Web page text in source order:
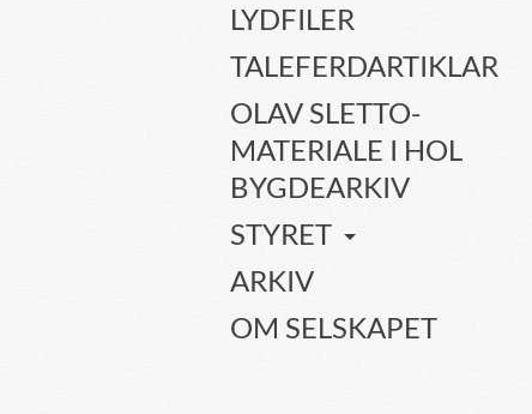
LYDFILER
TALEFERDARTIKLAR
OLAV SLETTO-
MATERIALE I HOL
BYGDEARKIV
STYRET
ARKIV
OM SELSKAPET